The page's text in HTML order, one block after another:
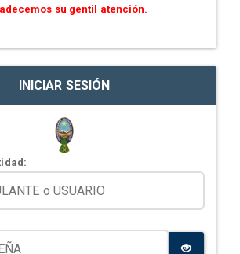
su gentil atención.
INICIAR SESIÓN